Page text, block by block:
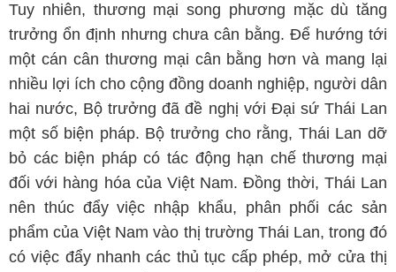
Tuy nhiên, thương mại song phương mặc dù tăng
trưởng ổn định nhưng chưa cân bằng. Để hướng tới
một cán cân thương mại cân bằng hơn và mang lại
nhiều lợi ích cho cộng đồng doanh nghiệp, người dân
hai nước, Bộ trưởng đã đề nghị với Đại sứ Thái Lan
một số biện pháp. Bộ trưởng cho rằng, Thái Lan dỡ
bỏ các biện pháp có tác động hạn chế thương mại
đối với hàng hóa của Việt Nam. Đồng thời, Thái Lan
nên thúc đẩy việc nhập khẩu, phân phối các sản
phẩm của Việt Nam vào thị trường Thái Lan, trong đó
có việc đẩy nhanh các thủ tục cấp phép, mở cửa thị